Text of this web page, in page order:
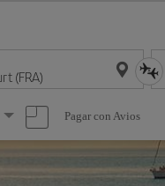
Pagar con Avios